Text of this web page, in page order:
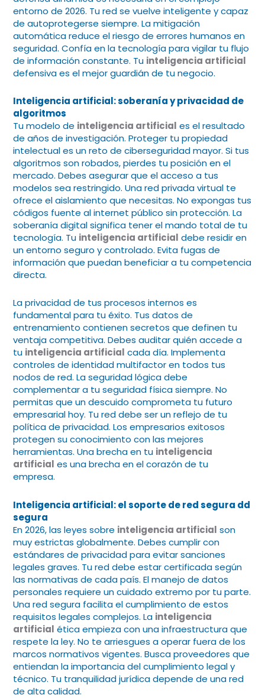
entorno de 2026. Tu red se vuelve inteligente y capaz
de autoprotegerse siempre. La mitigación
automática reduce el riesgo de errores humanos en
seguridad. Confía en la tecnología para vigilar tu flujo
de información constante. Tu inteligencia artificial
defensiva es el mejor guardián de tu negocio.
Inteligencia artificial: soberanía y privacidad de
algoritmos
Tu modelo de inteligencia artificial es el resultado
de años de investigación. Proteger tu propiedad
intelectual es un reto de ciberseguridad mayor. Si tus
algoritmos son robados, pierdes tu posición en el
mercado. Debes asegurar que el acceso a tus
modelos sea restringido. Una red privada virtual te
ofrece el aislamiento que necesitas. No expongas tus
códigos fuente al internet público sin protección. La
soberanía digital significa tener el mando total de tu
tecnología. Tu inteligencia artificial debe residir en
un entorno seguro y controlado. Evita fugas de
información que puedan beneficiar a tu competencia
directa.
La privacidad de tus procesos internos es
fundamental para tu éxito. Tus datos de
entrenamiento contienen secretos que definen tu
ventaja competitiva. Debes auditar quién accede a
tu inteligencia artificial cada día. Implementa
controles de identidad multifactor en todos tus
nodos de red. La seguridad lógica debe
complementar a tu seguridad física siempre. No
permitas que un descuido comprometa tu futuro
empresarial hoy. Tu red debe ser un reflejo de tu
política de privacidad. Los empresarios exitosos
protegen su conocimiento con las mejores
herramientas. Una brecha en tu inteligencia
artificial es una brecha en el corazón de tu
empresa.
Inteligencia artificial: el soporte de red segura dd
segura
En 2026, las leyes sobre inteligencia artificial son
muy estrictas globalmente. Debes cumplir con
estándares de privacidad para evitar sanciones
legales graves. Tu red debe estar certificada según
las normativas de cada país. El manejo de datos
personales requiere un cuidado extremo por tu parte.
Una red segura facilita el cumplimiento de estos
requisitos legales complejos. La inteligencia
artificial ética empieza con una infraestructura que
respete la ley. No te arriesgues a operar fuera de los
marcos normativos vigentes. Busca proveedores que
entiendan la importancia del cumplimiento legal y
técnico. Tu tranquilidad jurídica depende de una red
de alta calidad.